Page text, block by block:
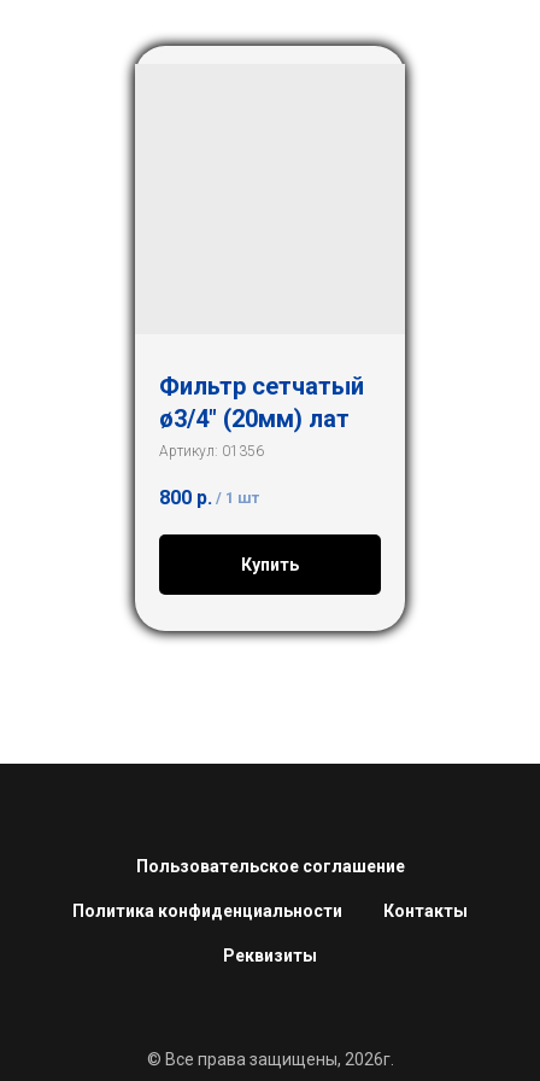
Фильтр сетчатый
ø3/4" (20мм) лат
Артикул: 01356
800 р. / 1 шт
Купить
Пользовательское соглашение
Политика конфиденциальности Контакты
Реквизиты
© Все права защищены, 2026г.